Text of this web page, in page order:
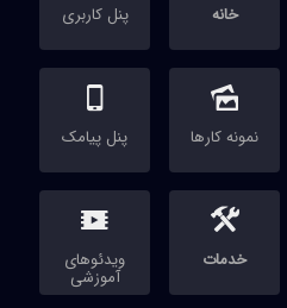
خانه پنل کاربری

نمونه کارها

پنل پیامک

خدمات

ویدئوهای
آموزشی